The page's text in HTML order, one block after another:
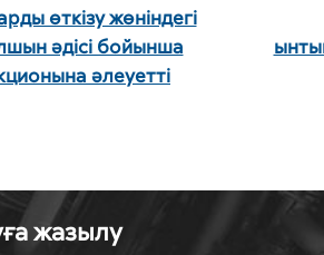
өткізу жөніндегі
әдісі бойынша
әлеуетті
жазылу